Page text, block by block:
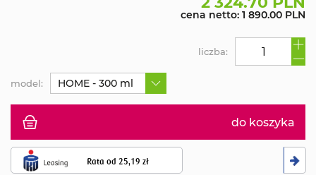
cena netto: 1 890.00 PLN
do koszyka
Rata od25,19 zł
liczba:
model: HOME - 300 ml